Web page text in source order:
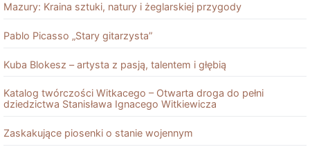
Mazury: Kraina sztuki, natury i żeglarskiej przygody
Pablo Picasso „Stary gitarzysta”
Kuba Blokesz – artysta z pasją, talentem i głębią
Katalog twórczości Witkacego – Otwarta droga do pełni
dziedzictwa Stanisława Ignacego Witkiewicza
Zaskakujące piosenki o stanie wojennym